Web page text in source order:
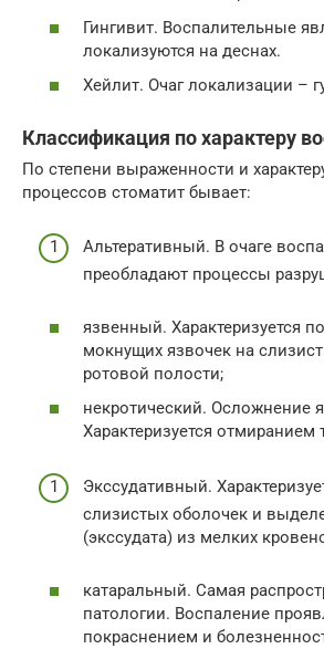
Гингивит. Воспалительные
локализуются на деснах.
Хейлит. Очаг локализации –
Классификация по характеру
По степени выраженности и
процессов стоматит бывает:
Альтеративный. В очаге
преобладают процессы
язвенный. Характеризуется
мокнущих язвочек на
ротовой полости;
некротический. Осложнение
Характеризуется отмиранием
Экссудативный.
слизистых оболочек и
(экссудата) из мелких
катаральный. Самая
патологии. Воспаление
покраснением и